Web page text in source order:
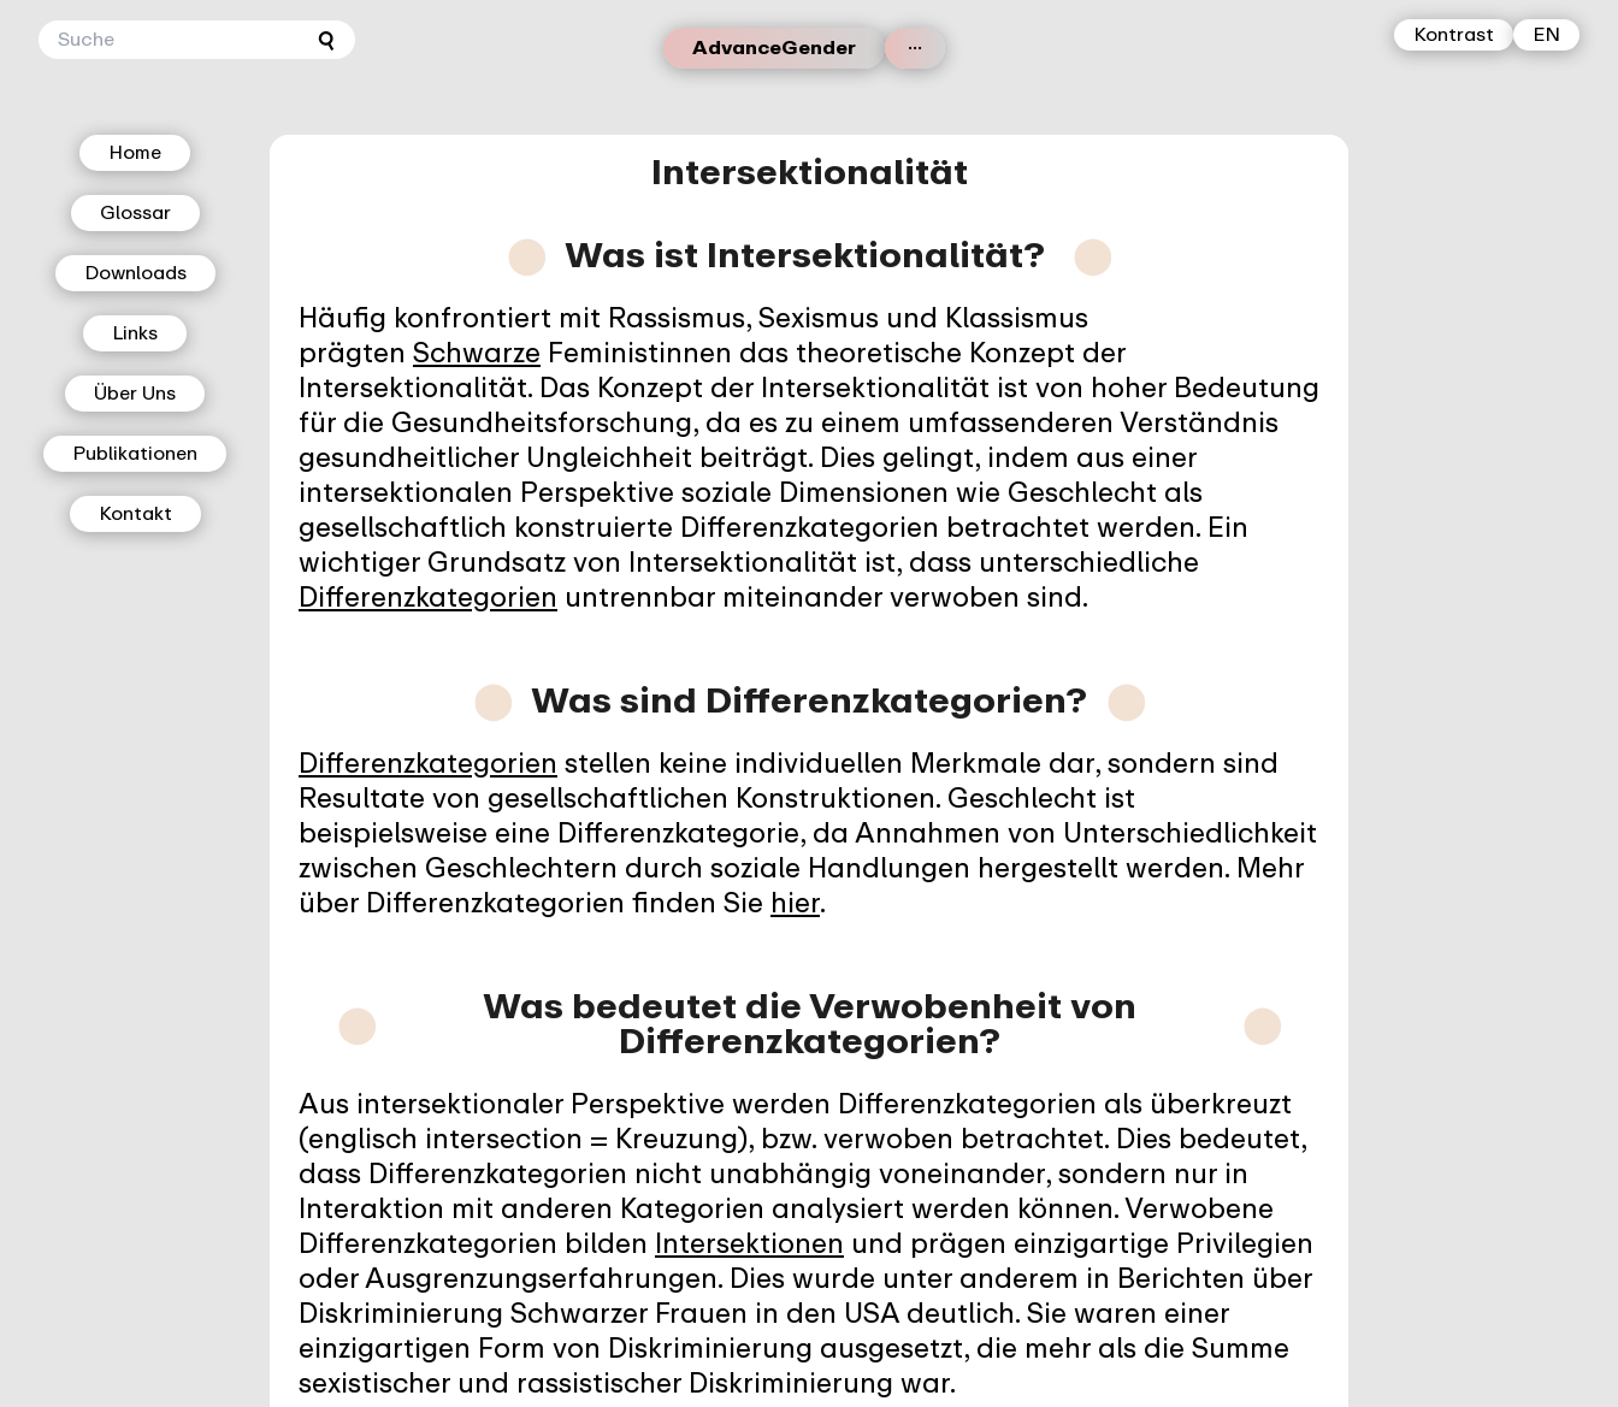
AdvanceGender ... Kontrast EN
Home
Glossar
Downloads
Links
Über Uns
Publikationen
Kontakt
Intersektionalität
⬤ Was ist Intersektionalität? ⬤
Häufig konfrontiert mit Rassismus, Sexismus und Klassismus
prägten Schwarze Feministinnen das theoretische Konzept der
Intersektionalität. Das Konzept der Intersektionalität ist von hoher Bedeutung
für die Gesundheitsforschung, da es zu einem umfassenderen Verständnis
gesundheitlicher Ungleichheit beiträgt. Dies gelingt, indem aus einer
intersektionalen Perspektive soziale Dimensionen wie Geschlecht als
gesellschaftlich konstruierte Differenzkategorien betrachtet werden. Ein
wichtiger Grundsatz von Intersektionalität ist, dass unterschiedliche
Differenzkategorien untrennbar miteinander verwoben sind.
⬤ Was sind Differenzkategorien? ⬤
Differenzkategorienstellen keine individuellen Merkmale dar, sondern sind
Resultate von gesellschaftlichen Konstruktionen. Geschlecht ist
beispielsweise eine Differenzkategorie, da Annahmen von Unterschiedlichkeit
zwischen Geschlechtern durch soziale Handlungen hergestellt werden. Mehr
über Differenzkategorien finden Siehier.
⬤ Was bedeutet die Verwobenheit von
Differenzkategorien? ⬤
Aus intersektionaler Perspektive werden Differenzkategorien als überkreuzt
(englisch intersection = Kreuzung), bzw. verwoben betrachtet. Dies bedeutet,
dass Differenzkategorien nicht unabhängig voneinander, sondern nur in
Interaktion mit anderen Kategorien analysiert werden können. Verwobene
Differenzkategorien bilden Intersektionen und prägen einzigartige Privilegien
oder Ausgrenzungserfahrungen. Dies wurde unter anderem in Berichten über
Diskriminierung Schwarzer Frauen in den USA deutlich. Sie waren einer
einzigartigen Form von Diskriminierung ausgesetzt, die mehr als die Summe
sexistischer und rassistischer Diskriminierung war.